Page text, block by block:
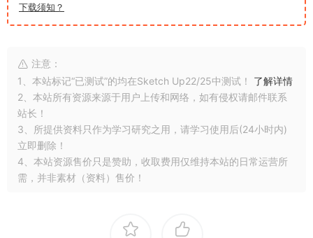
下载须知？
注意：
1、本站标记“已测试”的均在Sketch Up22/25中测试！ 了解详情
2、本站所有资源来源于用户上传和网络，如有侵权请邮件联系
站长！
3、所提供资料只作为学习研究之用，请学习使用后(24小时内)
立即删除！
4、本站资源售价只是赞助，收取费用仅维持本站的日常运营所
需，并非素材（资料）售价！